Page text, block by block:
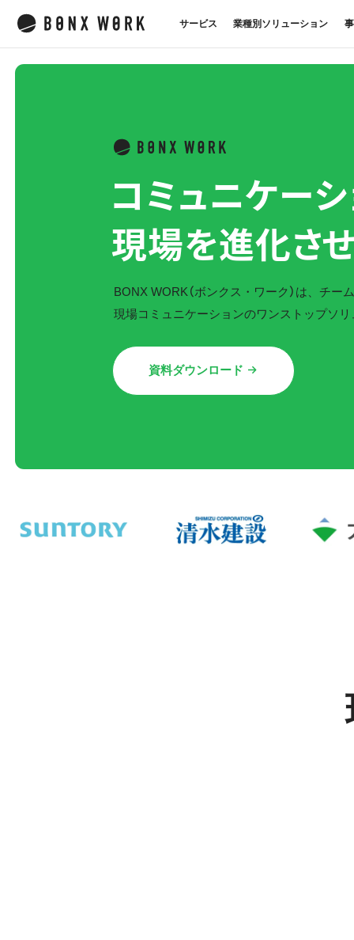
サービス 業種別ソリューション
コミュニケー
現場を進化さ
BONX WORK（ボンクス・ワーク）は、 チー
現場コミュニケーションのワンストップソ
資料ダウンロード